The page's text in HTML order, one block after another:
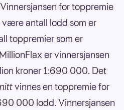
for toppremie
antall lodd som er
toppremier som er
er vinnersjansen
kroner 1:690 000. Det
vinnes en toppremie for
000 lodd. Vinnersjansen